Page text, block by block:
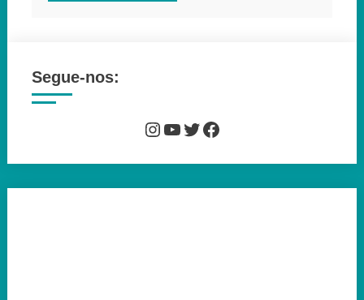
Segue-nos:
Instagram
YouTube
Twitter
Facebook